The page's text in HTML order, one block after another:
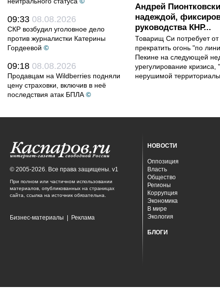
09:33 08.08.2026
СКР возбудил уголовное дело
против журналистки Катерины
Гордеевой ©
09:18 08.08.2026
Продавцам на Wildberries подняли
цену страховки, включив в неё
последствия атак БПЛА ©
Андрей
надеждой,
руководства КНР...
Товарищ Си потребует
прекратить огонь "по
Пекине на следующей
урегулирование
нерушимой
© 2005-2026. Все права защищены. v1
При полном или частичном использовании
материалов, опубликованных на страницах
сайта, ссылка на источник обязательна.
Бизнес-материалы Реклама
НОВОСТИ
Оппозиция
Власть
Общество
Регионы
Коррупция
Экономика
В мире
Экология
БЛОГИ